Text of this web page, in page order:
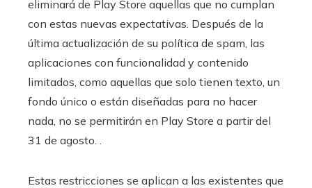
eliminará de Play Store aquellas que no cumplan
con estas nuevas expectativas. Después de la
última actualización de su política de spam, las
aplicaciones con funcionalidad y contenido
limitados, como aquellas que solo tienen texto, un
fondo único o están diseñadas para no hacer
nada, no se permitirán en Play Store a partir del
31 de agosto. .
Estas restricciones se aplican a las existentes que